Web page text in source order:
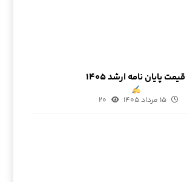
قیمت پایان نامه ارشد ۱۴۰۵
۱۵ مرداد ۱۴۰۵ ۲۰